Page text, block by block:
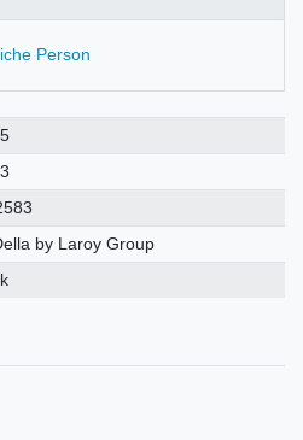
Person
by Laroy Group